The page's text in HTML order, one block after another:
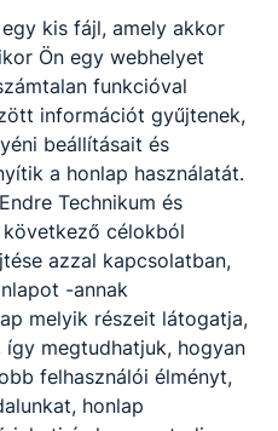
csiszoló anyagokat,
ismeri a
korrózió-,
festékek, lakkok
anyagú
a fényezési
előkészíteni és
felülettechnikailag
karosszériákon
és elvégez;
és fényező
kis fájl, amely akkor
Ön egy webhelyet
funkcióval
információt gyűjtenek,
beállításait és
a honlap használatát.
Technikum és
célokból
azzal kapcsolatban,
-annak
melyik részeit látogatja,
megtudhatjuk, hogyan
felhasználói élményt,
honlap